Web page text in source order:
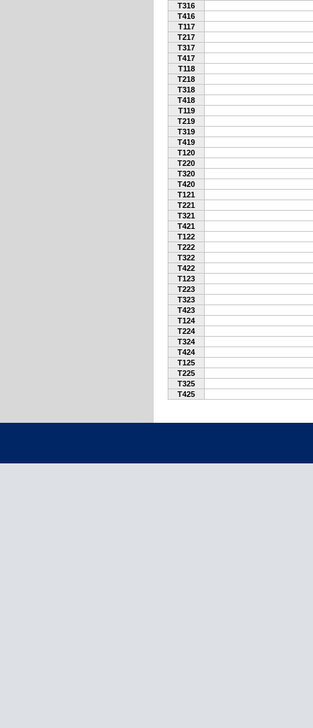
T316
T416
T117
T217
T317
T417
T118
T218
T318
T418
T119
T219
T319
T419
T120
T220
T320
T420
T121
T221
T321
T421
T122
T222
T322
T422
T123
T223
T323
T423
T124
T224
T324
T424
T125
T225
T325
T425